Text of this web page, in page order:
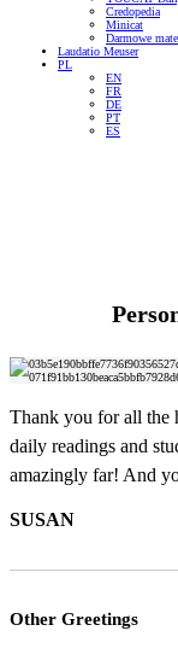
Credopedia
Minicat
Darmowe
Laudatio Meuser
PL
EN
FR
DE
PT
ES
Thank you for all the
daily readings and
amazingly far! And
SUSAN
Other Greetings